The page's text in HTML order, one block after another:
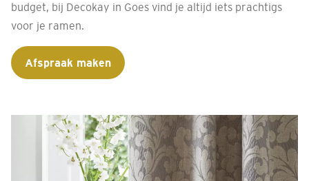
budget, bij Decokay in Goes vind je altijd iets prachtigs
voor je ramen.
Afspraak maken